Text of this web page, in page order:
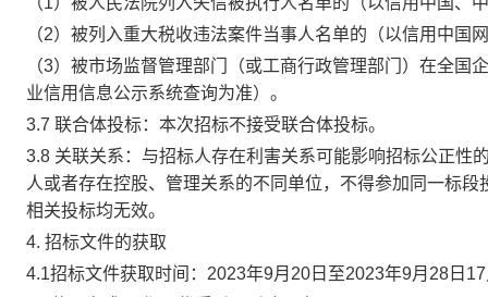
（2）被列入重大税收违法案件当事人名单的（以信用中国
（3）被市场监督管理部门（或工商行政管理部门）在全国
业信用信息公示系统查询为准）。
3.7 联合体投标：本次招标不接受联合体投标。
3.8 关联关系：与招标人存在利害关系可能影响招标公正性
人或者存在控股、管理关系的不同单位，不得参加同一标
相关投标均无效。
4. 招标文件的获取
4.1招标文件获取时间： 2023年9月 20 日至2023年9月 28 日 17